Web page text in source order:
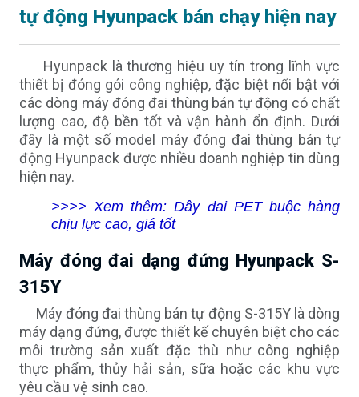
tự động Hyunpack bán chạy hiện nay
Hyunpack là thương hiệu uy tín trong lĩnh vực
thiết bị đóng gói công nghiệp, đặc biệt nổi bật với
các dòng máy đóng đai thùng bán tự động có chất
lượng cao, độ bền tốt và vận hành ổn định. Dưới
đây là một số model máy đóng đai thùng bán tự
động Hyunpack được nhiều doanh nghiệp tin dùng
hiện nay.
>>>> Xem thêm:Dây đai PET buộc hàng
chịu lực cao, giá tốt
Máy đóng đai dạng đứng Hyunpack S-
315Y
Máy đóng đai thùng bán tự động S-315Y là dòng
máy dạng đứng, được thiết kế chuyên biệt cho các
môi trường sản xuất đặc thù như công nghiệp
thực phẩm, thủy hải sản, sữa hoặc các khu vực
yêu cầu vệ sinh cao.